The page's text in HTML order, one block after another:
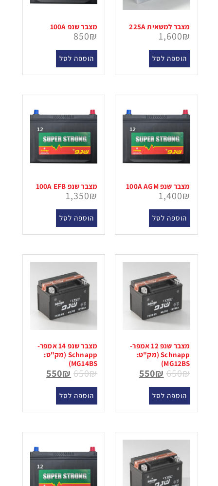
מצבר למשאית 225A
1,600₪
הוספה לסל
מצבר שנפ 100A
850₪
הוספה לסל
מצבר שנפ 100A AGM
1,400₪
הוספה לסל
מצבר שנפ 100A EFB
1,350₪
הוספה לסל
מצבר שנפ 12 אמפר-
Schnapp (מק"ט:
MG12BS)
650₪
550₪
הוספה לסל
מצבר שנפ 14 אמפר-
Schnapp (מק"ט:
MG14BS)
650₪
550₪
הוספה לסל